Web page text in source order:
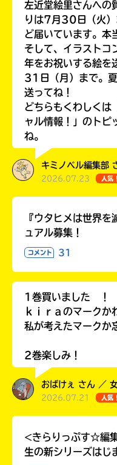
左近堂絵里さんへ
りは7月30日（火
ど届いています。本
そして、イラストコ
年をお祝いする絵
31日（月）まで。
送ってね！
どちらもくわしくは
ャル情報！」のトピ
ね。
キミノベル編集部
2026.07.23 人気
『ウタヒメは世界
ュアル募集！
コメント 31
1巻買いました ！
ｋｉｒａのマークか
私が考えたマークか
2巻楽しみ！
おばけぇ さん ／
2026.07.21 人気
<きらりっぷす☆編
生の新シリーズはじ